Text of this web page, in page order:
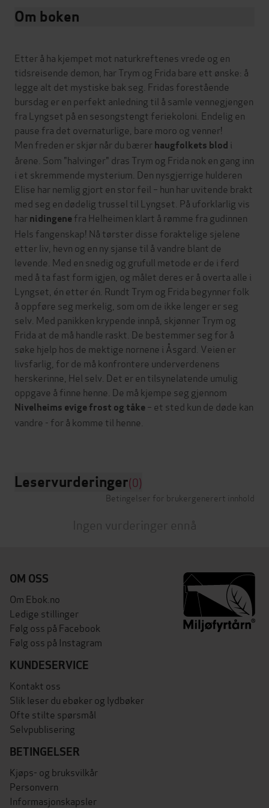
Om boken
Etter å ha kjempet mot naturkreftenes vrede og en
tidsreisende demon, har Trym og Frida bare ett ønske: å
legge alt det mystiske bak seg. Fridas forestående
bursdag er en perfekt anledning til å samle vennegjengen
fra Lyngset på en sesongstengt feriekoloni. Endelig en
pause fra det overnaturlige, bare moro og venner!
Men freden er skjør når du bærerhaugfolkets blod i
årene. Som "halvinger" dras Trym og Frida nok en gang inn
i et skremmende mysterium. Den nysgjerrige hulderen
Elise har nemlig gjort en stor feil – hun har uvitende brakt
med seg en dødelig trussel til Lyngset. På uforklarlig vis
harnidingenefra Helheimen klart å rømme fra gudinnen
Hels fangenskap! Nå tørster disse foraktelige sjelene
etter liv, hevn og en ny sjanse til å vandre blant de
levende. Med en snedig og grufull metode er de i ferd
med å ta fast form igjen, og målet deres er å overta alle i
Lyngset, én etter én. Rundt Trym og Frida begynner folk
å oppføre seg merkelig, som om de ikke lenger er seg
selv. Med panikken krypende innpå, skjønner Trym og
Frida at de må handle raskt. De bestemmer seg for å
søke hjelp hos de mektige nornene i Åsgard. Veien er
livsfarlig, for de må konfrontere underverdenens
herskerinne, Hel selv. Det er en tilsynelatende umulig
oppgave å finne henne. De må kjempe seg gjennom
Nivelheims evige frost og tåke– et sted kun de døde kan
vandre - for å komme til henne.
Leservurderinger(0)
Betingelser for brukergenerert innhold
Ingen vurderinger ennå
OM OSS
Om Ebok.no
Ledige stillinger
Følg oss på Facebook
Følg oss på Instagram
KUNDESERVICE
Kontakt oss
Slik leser du ebøker og lydbøker
Ofte stilte spørsmål
Selvpublisering
BETINGELSER
Kjøps- og bruksvilkår
Personvern
Informasjonskapsler